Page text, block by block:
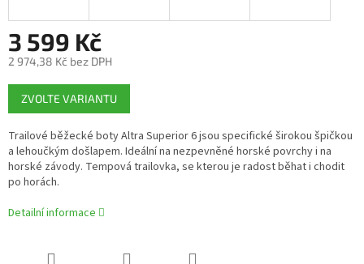
3 599 Kč
2 974,38 Kč bez DPH
Měrná
cena:
ZVOLTE VARIANTU
Trailové běžecké boty Altra Superior 6 jsou specifické širokou špičkou
a lehoučkým došlapem. Ideální na nezpevněné horské povrchy i na
horské závody. Tempová trailovka, se kterou je radost běhat i chodit
po horách.
Detailní informace